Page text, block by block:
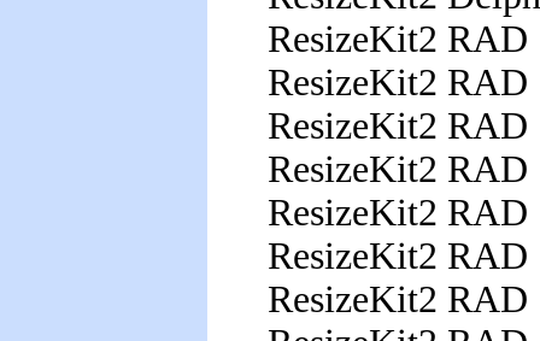
ResizeKit2
ResizeKit2
ResizeKit2
ResizeKit2
ResizeKit2
ResizeKit2
ResizeKit2